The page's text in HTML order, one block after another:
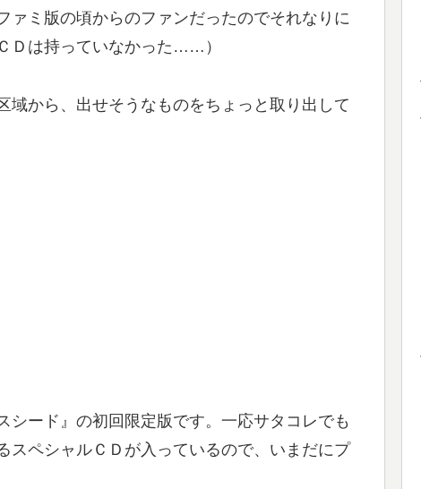
ァミ版の頃からのファンだったのでそれなりに
Ｄは持っていなかった……）
域から、出せそうなものをちょっと取り出して
ード』の初回限定版です。一応サタコレでも
スペシャルＣＤが入っているので、いまだにプ